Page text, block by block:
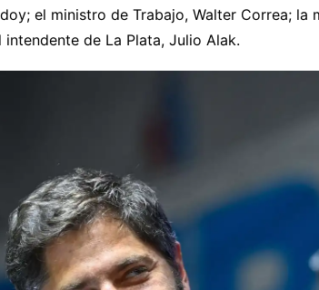
el ministro de Trabajo, Walter Correa; la
intendente de La Plata, Julio Alak.